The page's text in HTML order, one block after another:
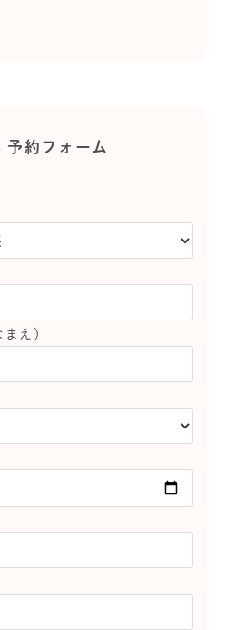
予約フォーム
え）